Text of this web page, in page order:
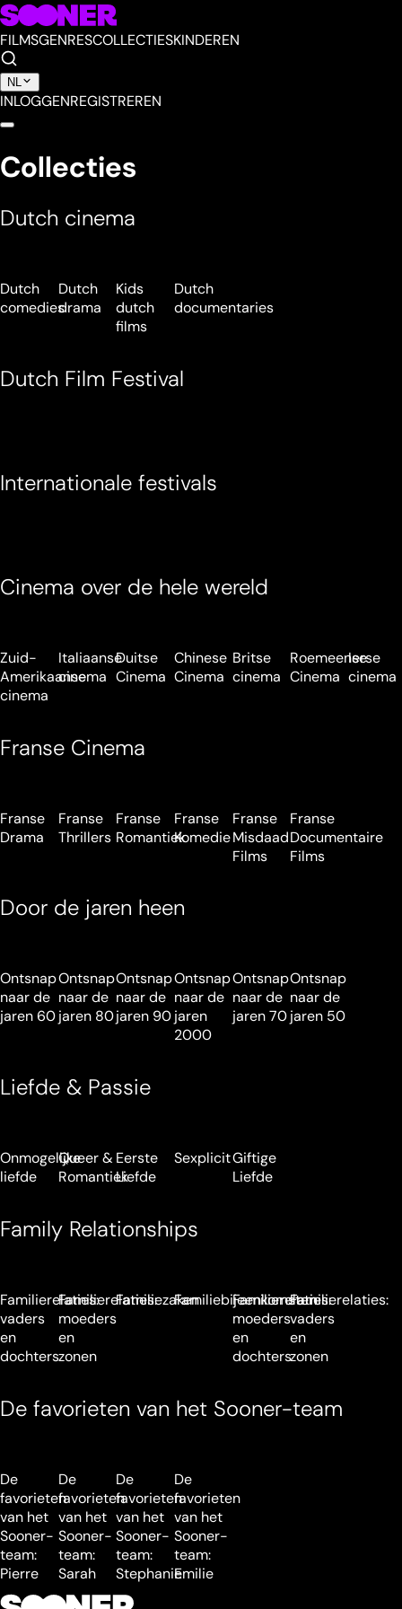
FILMSGENRESCOLLECTIESKINDEREN
NL
INLOGGENREGISTREREN
Collecties
Dutch cinema
Dutch
comedies
Dutch
drama
Kids
dutch
films
Dutch
documentaries
Dutch Film Festival
Internationale festivals
Cinema over de hele wereld
Zuid-
Amerikaanse
cinema
Italiaanse
cinema
Duitse
Cinema
Chinese
Cinema
Britse
cinema
Roemeense
Cinema
Ierse
cinema
Franse Cinema
Franse
Drama
Franse
Thrillers
Franse
Romantiek
Franse
Komedie
Franse
Misdaad
Films
Franse
Documentaire
Films
Door de jaren heen
Ontsnap
naar de
jaren 60
Ontsnap
naar de
jaren 80
Ontsnap
naar de
jaren 90
Ontsnap
naar de
jaren
2000
Ontsnap
naar de
jaren 70
Ontsnap
naar de
jaren 50
Liefde & Passie
Onmogelijke
liefde
Queer &
Romantiek
Eerste
Liefde
SexplicitGiftige
Liefde
Family Relationships
Familierelaties:
vaders
en
dochters
Familierelaties:
moeders
en
zonen
FamiliezakenFamiliebijeenkomsten
Familierelaties:
moeders
en
dochters
Familierelaties:
vaders
en
zonen
De favorieten van het Sooner-team
De
favorieten
van het
Sooner-
team:
Pierre
De
favorieten
van het
Sooner-
team:
Sarah
De
favorieten
van het
Sooner-
team:
Stephanie
De
favorieten
van het
Sooner-
team:
Emilie